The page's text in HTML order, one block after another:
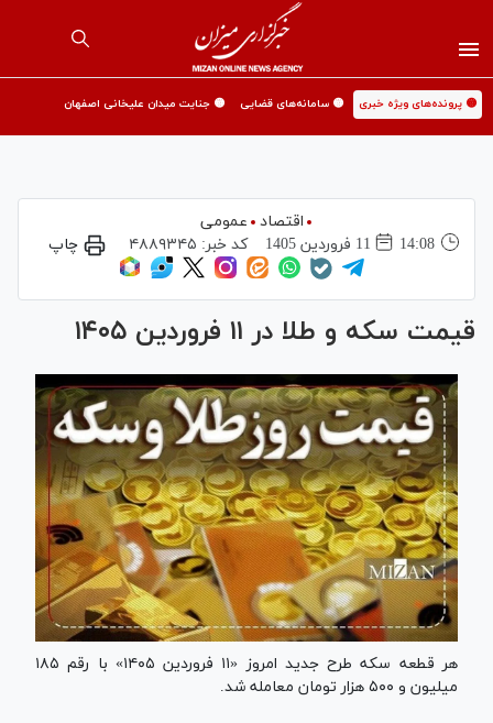
🟡 پرونده‌های ویژه خبری 🟡 سامانه‌های قضایی 🟡 جنایت میدان علیخانی اصفهان
اقتصاد
عمومی
14:08
11 فروردين 1405 کد خبر: ۴۸۸۹۳۴۵ چاپ
قیمت سکه و طلا در ۱۱ فروردین ۱۴۰۵
هر قطعه سکه طرح جدید امروز «۱۱ فروردین ۱۴۰۵» با رقم ۱۸۵
میلیون و ۵۰۰ هزار تومان معامله شد.